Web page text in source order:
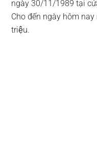
ngày 30/11/1989 tại
Cho đến ngày hôm
triệu.